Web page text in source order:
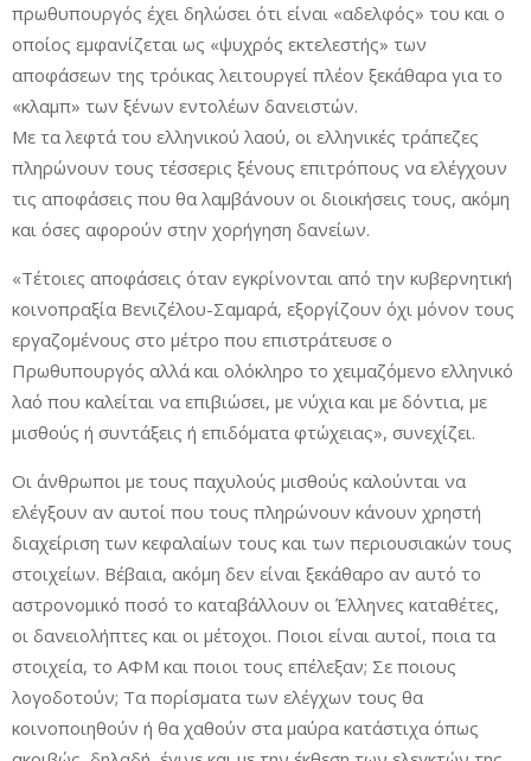
πρωθυπουργός έχει δηλώσει ότι είναι «αδελφός» του και ο
οποίος εμφανίζεται ως «ψυχρός εκτελεστής» των
αποφάσεων της τρόικας λειτουργεί πλέον ξεκάθαρα για το
«κλαμπ» των ξένων εντολέων δανειστών.
Με τα λεφτά του ελληνικού λαού, οι ελληνικές τράπεζες
πληρώνουν τους τέσσερις ξένους επιτρόπους να ελέγχουν
τις αποφάσεις που θα λαμβάνουν οι διοικήσεις τους, ακόμη
και όσες αφορούν στην χορήγηση δανείων.
«Τέτοιες αποφάσεις όταν εγκρίνονται από την κυβερνητική
κοινοπραξία Βενιζέλου-Σαμαρά, εξοργίζουν όχι μόνον τους
εργαζομένους στο μέτρο που επιστράτευσε ο
Πρωθυπουργός αλλά και ολόκληρο το χειμαζόμενο ελληνικό
λαό που καλείται να επιβιώσει, με νύχια και με δόντια, με
μισθούς ή συντάξεις ή επιδόματα φτώχειας», συνεχίζει.
Οι άνθρωποι με τους παχυλούς μισθούς καλούνται να
ελέγξουν αν αυτοί που τους πληρώνουν κάνουν χρηστή
διαχείριση των κεφαλαίων τους και των περιουσιακών τους
στοιχείων. Βέβαια, ακόμη δεν είναι ξεκάθαρο αν αυτό το
αστρονομικό ποσό το καταβάλλουν οι Έλληνες καταθέτες,
οι δανειολήπτες και οι μέτοχοι. Ποιοι είναι αυτοί, ποια τα
στοιχεία, το ΑΦΜ και ποιοι τους επέλεξαν; Σε ποιους
λογοδοτούν; Τα πορίσματα των ελέγχων τους θα
κοινοποιηθούν ή θα χαθούν στα μαύρα κατάστιχα όπως